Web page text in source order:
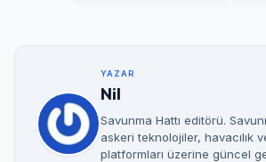
YAZAR
Nil
Savunma Hattı editörü.
askeri teknolojiler, havacılık
platformları üzerine güncel